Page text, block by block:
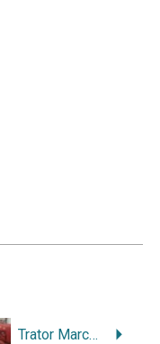
Trator Marca INTERNACIONAL“W3” Gasolina